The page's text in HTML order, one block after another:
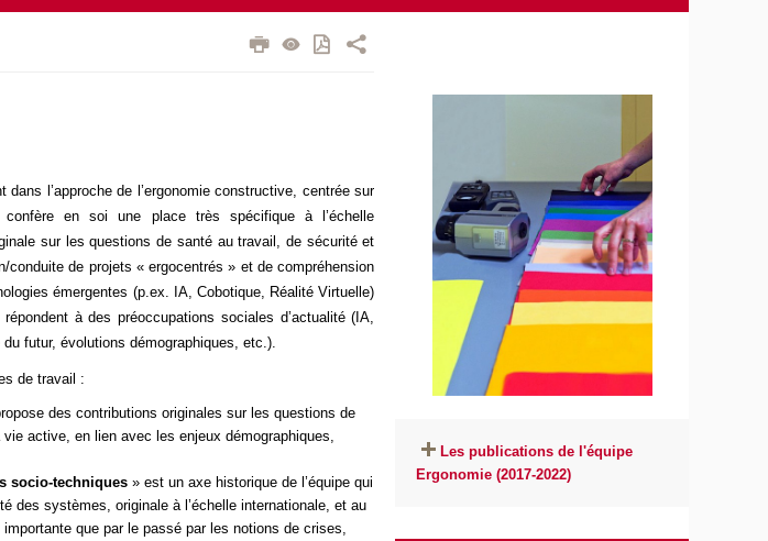
dans l’approche de l’ergonomie constructive, centrée sur
en soi une place très spécifique à l’échelle
sur les questions de santé au travail, de sécurité et
de projets « ergocentrés » et de compréhension
émergentes (p.ex. IA, Cobotique, Réalité Virtuelle)
à des préoccupations sociales d’actualité (IA,
futur, évolutions démographiques, etc.).
de travail :
des contributions originales sur les questions de
active, en lien avec les enjeux démographiques,
socio-techniques» est un axe historique de l’équipe qui
des systèmes, originale à l’échelle internationale, et au
que par le passé par les notions de crises,
Les publications de l'équipe
Ergonomie (2017-2022)